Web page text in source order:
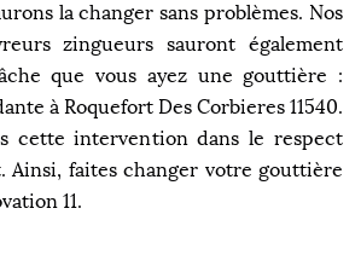
la changer sans problèmes. Nos
zingueurs sauront également
que vous ayez une gouttière :
à Roquefort Des Corbieres 11540.
cette intervention dans le respect
Ainsi, faites changer votre gouttière
11.